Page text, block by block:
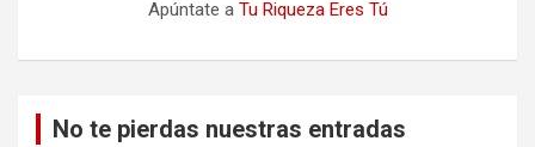
Apúntate a Tu Riqueza Eres Tú
No te pierdas nuestras entradas